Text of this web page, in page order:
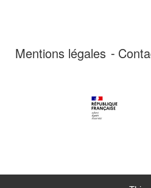
Mentions légales